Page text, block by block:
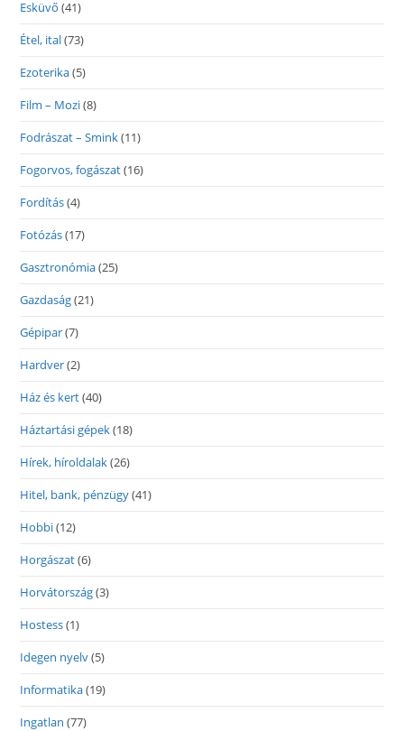
Esküvő (41)
Étel, ital(73)
Ezoterika(5)
Film – Mozi(8)
Fodrászat – Smink(11)
Fogorvos, fogászat(16)
Fordítás(4)
Fotózás(17)
Gasztronómia(25)
Gazdaság(21)
Gépipar(7)
Hardver(2)
Ház és kert(40)
Háztartási gépek(18)
Hírek, híroldalak(26)
Hitel, bank, pénzügy(41)
Hobbi(12)
Horgászat(6)
Horvátország(3)
Hostess(1)
Idegen nyelv(5)
Informatika(19)
Ingatlan (77)